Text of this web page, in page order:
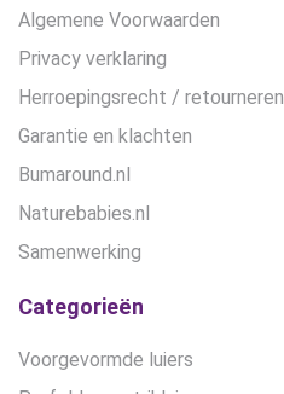
Algemene Voorwaarden
Privacy verklaring
Herroepingsrecht / retourneren
Garantie en klachten
Bumaround.nl
Naturebabies.nl
Samenwerking
Categorieën
Voorgevormde luiers